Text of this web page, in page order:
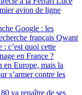
avion de ligne
Google : les
français Qwant
c’est quoi cette
en France ?
Europe, mais la
s’armer contre les
va renaître de ses